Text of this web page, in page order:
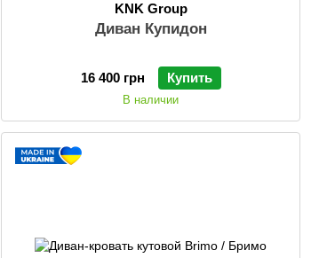
KNK Group
Диван Купидон
16 400 грн Купить
В наличии